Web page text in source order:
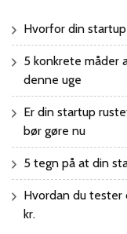
Hvorfor din
5 konkrete måder
denne uge
Er din startup
bør gøre nu
5 tegn på at din
Hvordan du
kr.